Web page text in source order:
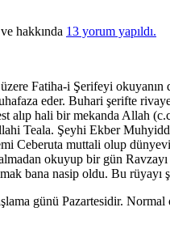
hakkında 13 yorum yapıldı.
Fatiha-i Şerifeyi okuyanın
eder. Buhari şerifte
alıp hali bir mekanda Allah
Teala. Şeyhi Ekber
Ceberuta muttali olup
okuyup bir gün
bana nasip oldu. Bu
günü Pazartesidir.